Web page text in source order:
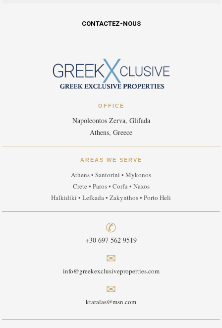
CONTACTEZ-NOUS
OFFICE
Napoleontos Zerva, Glifada
Athens, Greece
AREAS WE SERVE
Athens • Santorini • Mykonos
Crete • Paros • Corfu • Naxos
Halkidiki • Lefkada • Zakynthos • Porto Heli
✆
+30 697 562 9519
✉
info@greekexclusiveproperties.com
✉
ktaralas@msn.com